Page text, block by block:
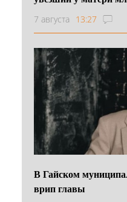
7 августа 13:27
В Гайском
врип главы